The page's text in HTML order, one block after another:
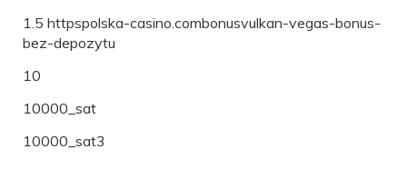
1.5 httpspolska-casino.combonusvulkan-vegas-bonus-
bez-depozytu
10
10000_sat
10000_sat3